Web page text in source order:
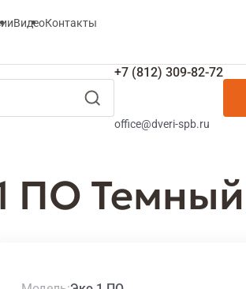
ВидеоКонтакты
+7 (812) 309-82-72
office@dveri-spb.ru
ПО